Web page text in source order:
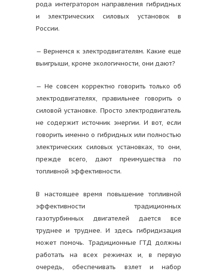
рода интегратором направления гибридных
и электрических силовых установок в
России.
— Вернемся к электродвигателям. Какие еще
выигрыши, кроме экологичности, они дают?
— Не совсем корректно говорить только об
электродвигателях, правильнее говорить о
силовой установке. Просто электродвигатель
не содержит источник энергии. И вот, если
говорить именно о гибридных или полностью
электрических силовых установках, то они,
прежде всего, дают преимущества по
топливной эффективности.
В настоящее время повышение топливной
эффективности традиционных
газотурбинных двигателей дается все
труднее и труднее. И здесь гибридизация
может помочь. Традиционные ГТД должны
работать на всех режимах и, в первую
очередь, обеспечивать взлет и набор